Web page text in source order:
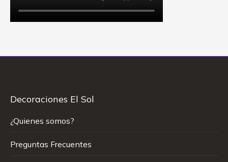
Decoraciones El Sol
¿Quienes somos?
Preguntas Frecuentes